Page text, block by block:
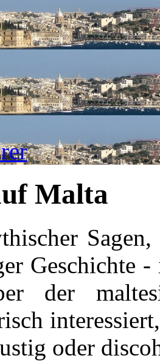
Malta
Geschichte
der
oder